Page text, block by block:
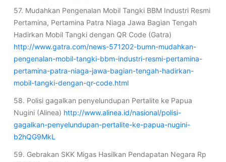
57. Mudahkan Pengenalan Mobil Tangki BBM Industri Resmi
Pertamina, Pertamina Patra Niaga Jawa Bagian Tengah
Hadirkan Mobil Tangki dengan QR Code (Gatra)
http://www.gatra.com/news-571202-bumn-mudahkan-
pengenalan-mobil-tangki-bbm-industri-resmi-pertamina-
pertamina-patra-niaga-jawa-bagian-tengah-hadirkan-
mobil-tangki-dengan-qr-code.html
58. Polisi gagalkan penyelundupan Pertalite ke Papua
Nugini (Alinea) http://www.alinea.id/nasional/polisi-
gagalkan-penyelundupan-pertalite-ke-papua-nugini-
b2hQG9MkL
59. Gebrakan SKK Migas Hasilkan Pendapatan Negara Rp